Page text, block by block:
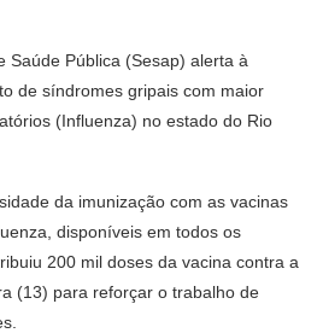
Saúde Pública (Sesap) alerta à
de síndromes gripais com maior
(Influenza) no estado do Rio
da imunização com as vacinas
disponíveis em todos os
200 mil doses da vacina contra a
(13) para reforçar o trabalho de